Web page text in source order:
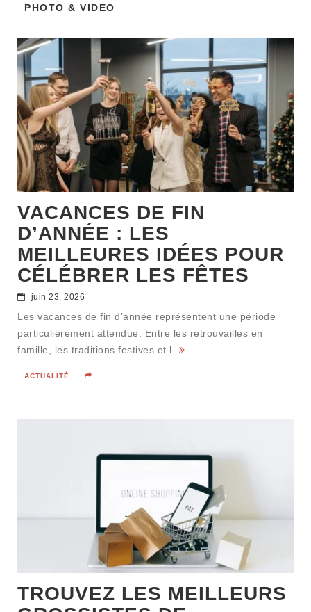
PHOTO & VIDEO
VACANCES DE FIN
D’ANNÉE : LES
MEILLEURES IDÉES POUR
CÉLÉBRER LES FÊTES
juin 23, 2026
Les vacances de fin d’année représentent une période
particulièrement attendue. Entre les retrouvailles en
famille, les traditions festives et l
ACTUALITÉ
TROUVEZ LES MEILLEURS